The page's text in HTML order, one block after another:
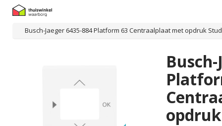
Busch-Jaeger 6435-884 Platform 63 Centraalplaat met opdruk